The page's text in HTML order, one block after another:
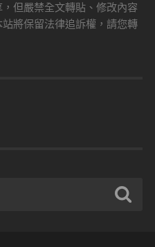
但嚴禁全文轉貼、修改內容
將保留法律追訴權，請您轉